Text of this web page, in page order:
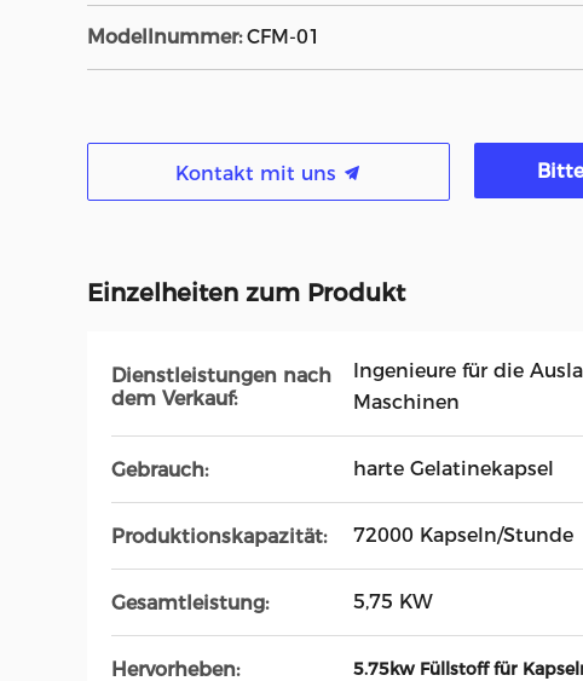
Modellnummer: CFM-01
Kontakt mit uns
Einzelheiten zum Produkt
Dienstleistungen nach
dem Verkauf:
Ingenieure für die
Maschinen
Gebrauch: harte Gelatinekapsel
Produktionskapazität: 72000 Kapseln/Stunde
Gesamtleistung: 5,75 KW
Hervorheben: 5.75kw Füllstoff für